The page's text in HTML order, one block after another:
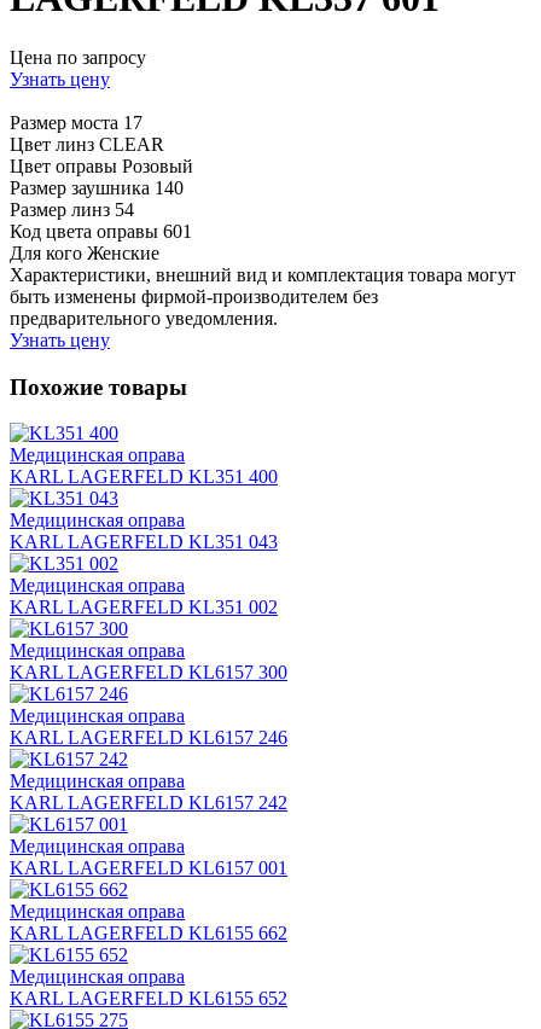
Цена по запросу
Узнать цену
Размер моста 17
Цвет линз CLEAR
Цвет оправы Розовый
Размер заушника 140
Размер линз 54
Код цвета оправы 601
Для кого Женские
Характеристики, внешний вид и комплектация товара могут
быть изменены фирмой-производителем без
предварительного уведомления.
Узнать цену
Похожие товары
Медицинская оправа
KARL LAGERFELD KL351 400
Медицинская оправа
KARL LAGERFELD KL351 043
Медицинская оправа
KARL LAGERFELD KL351 002
Медицинская оправа
KARL LAGERFELD KL6157 300
Медицинская оправа
KARL LAGERFELD KL6157 246
Медицинская оправа
KARL LAGERFELD KL6157 242
Медицинская оправа
KARL LAGERFELD KL6157 001
Медицинская оправа
KARL LAGERFELD KL6155 662
Медицинская оправа
KARL LAGERFELD KL6155 652